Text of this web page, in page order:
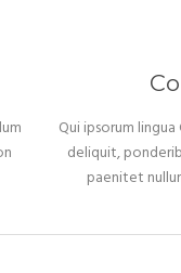
Qui ipsorum
deliquit,
paenitet